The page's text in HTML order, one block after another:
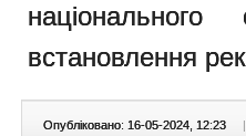
встановлення
Опубліковано: 16-05-2024, 12:23 |